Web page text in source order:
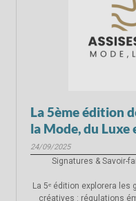
La 5ème édition
la Mode, du Luxe
24/09/2025
Signatures & Savoir-
La 5ᵉ édition explorera
créatives : régulations